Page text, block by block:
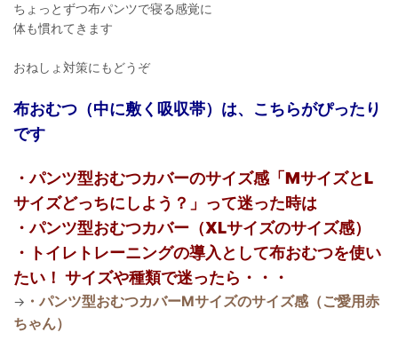
ちょっとずつ布パンツで寝る感覚に
体も慣れてきます
おねしょ対策にもどうぞ
布おむつ（中に敷く吸収帯）は、こちらがぴったり
です
・パンツ型おむつカバーのサイズ感「MサイズとL
サイズどっちにしよう？」って迷った時は
・パンツ型おむつカバー（XLサイズのサイズ感）
・トイレトレーニングの導入として布おむつを使い
たい！ サイズや種類で迷ったら・・・
→ ・パンツ型おむつカバーMサイズのサイズ感（ご愛用赤
ちゃん）